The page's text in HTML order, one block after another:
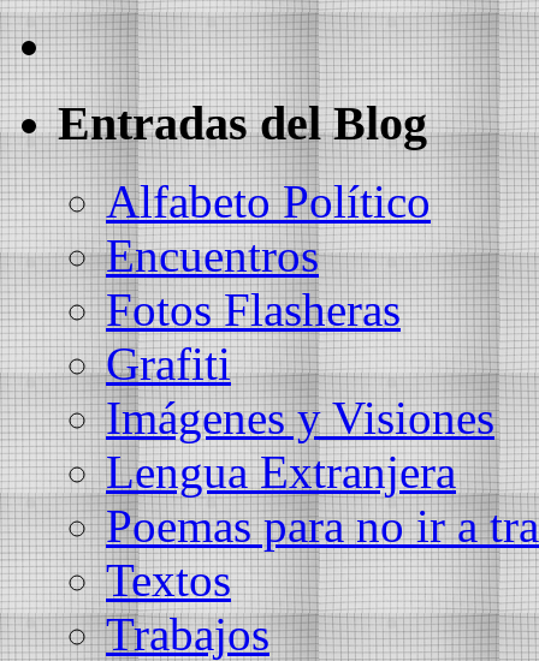
Entradas del Blog
Alfabeto Político
Encuentros
Fotos Flasheras
Grafiti
Imágenes y Visiones
Lengua Extranjera
Poemas para no ir a
Textos
Trabajos